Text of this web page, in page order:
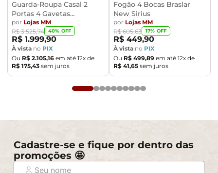
portas, escadas e/ou corredores de sua residência.
Guarda-Roupa Casal 2
Portas 4 Gavetas
Caemmun Moviment
por Lojas MM
R$ 3.525,74 40% OFF
R$ 1.999,90
À vista no PIX
Ou R$ 2.105,16 em até 12x de
R$ 175,43 sem juros
Fogão 4 Bocas Braslar
New Sirius
por Lojas MM
R$ 605,63 17% OFF
R$ 449,90
À vista no PIX
Ou R$ 499,89 em até 12x de
R$ 41,65 sem juros
Cadastre-se e fique por dentro das
promoções 🤩